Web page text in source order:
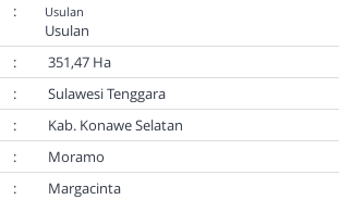
: Usulan
Usulan
:
351,47 Ha
:
Sulawesi Tenggara
:
Kab. Konawe Selatan
:
Moramo
: Margacinta